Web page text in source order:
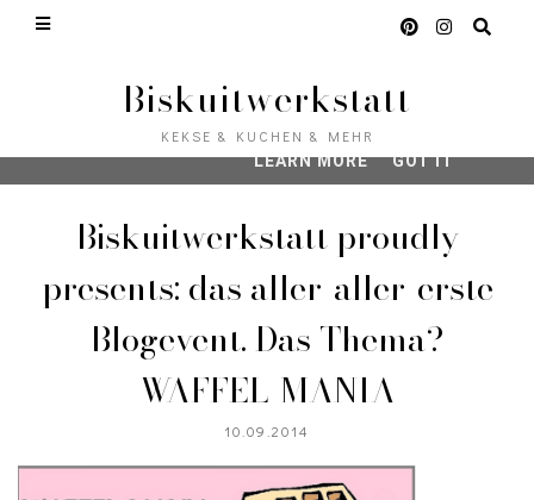
Biskuitwerkstatt
KEKSE & KUCHEN & MEHR
Biskuitwerkstatt proudly
presents: das aller-aller-erste
Blogevent. Das Thema?
WAFFEL-MANIA
10.09.2014
This site uses cookies from Google to deliver its
Google along with performance and security metrics
quality of service, generate usage statistics, and to
LEARN MORE GOT IT